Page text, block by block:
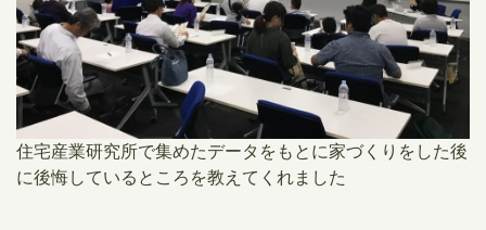
住宅産業研究所で集めたデータをもとに家づくりをした後
に後悔しているところを教えてくれました